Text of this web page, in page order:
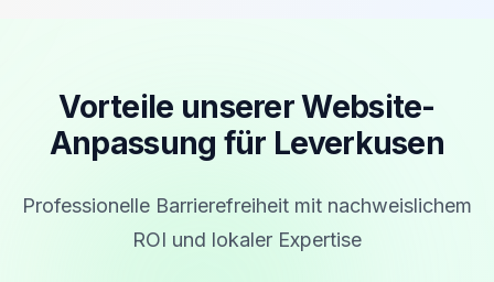
Vorteile unserer Website-
Anpassung für Leverkusen
Professionelle Barrierefreiheit mit nachweislichem
ROI und lokaler Expertise